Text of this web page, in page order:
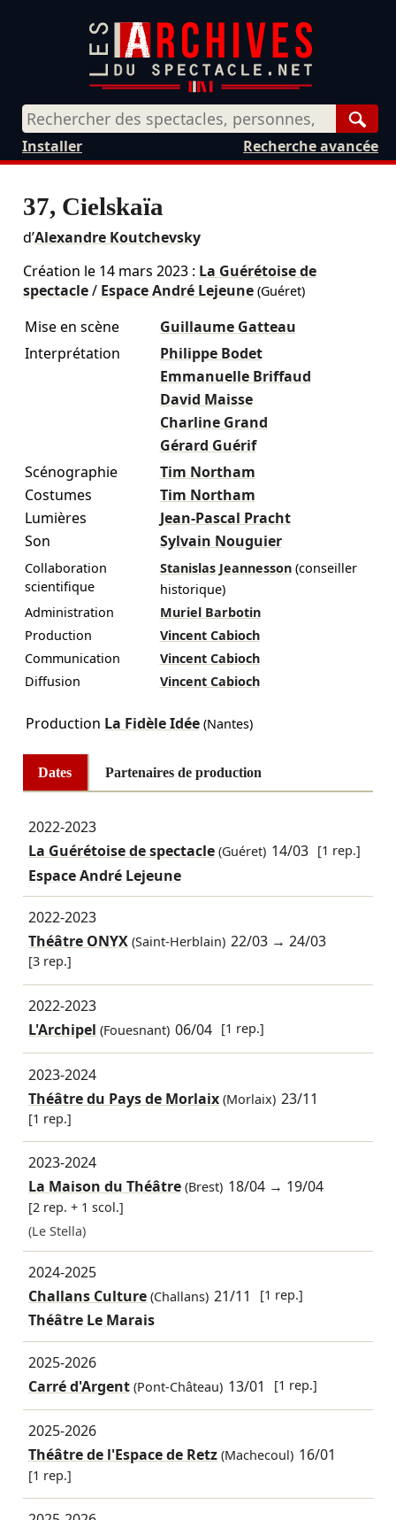
Recherche avancée
Installer
37, Cielskaïa
d’Alexandre Koutchevsky
Création le 14 mars 2023: La Guérétoise de
spectacle/ Espace André Lejeune(Guéret)
Mise en scène
Guillaume Gatteau
Interprétation
Philippe Bodet
Emmanuelle Briffaud
David Maisse
Charline Grand
Gérard Guérif
Scénographie
Tim Northam
Costumes
Tim Northam
Lumières
Jean-Pascal Pracht
Son
Sylvain Nouguier
Collaboration
scientifique
Stanislas Jeannesson (conseiller
historique)
Administration
Muriel Barbotin
Production
Vincent Cabioch
Communication
Vincent Cabioch
Diffusion
Vincent Cabioch
Production La Fidèle Idée(Nantes)
Dates Partenaires de production
2022-2023
La Guérétoise de spectacle(Guéret) 14/03 [1 rep.]
Espace André Lejeune
2022-2023
Théâtre ONYX(Saint-Herblain) 22/03 →24/03
[3 rep.]
2022-2023
L'Archipel (Fouesnant) 06/04 [1 rep.]
2023-2024
Théâtre du Pays de Morlaix(Morlaix) 23/11
[1 rep.]
2023-2024
La Maison du Théâtre(Brest) 18/04 → 19/04
[2 rep. + 1 scol.]
(Le Stella)
2024-2025
Challans Culture(Challans) 21/11 [1 rep.]
Théâtre Le Marais
2025-2026
Carré d'Argent(Pont-Château) 13/01 [1 rep.]
2025-2026
Théâtre de l'Espace de Retz(Machecoul) 16/01
[1 rep.]